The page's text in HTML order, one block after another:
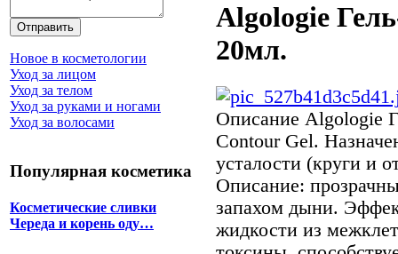
Новое в косметологии
Уход за лицом
Уход за телом
Уход за руками и ногами
Уход за волосами
Популярная косметика
Косметические сливки
Череда и корень оду…
Algologie
20мл.
Описание Algologie
Contour Gel.
усталости (круги и
Описание:
запахом дыни.
жидкости из